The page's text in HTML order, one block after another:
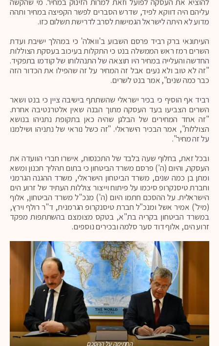
להוציא את העסקה לפועל וזאת למרות הזינוק במחיר. מי שהקשה
עליהם היה דווקא לפיד, שדרש הסברים לפשר הקפיצה במחיר ותהה
מדוע לא היתה לישראל הגמישות לסרב לדרישת תשלום כזו.
העיתונאי ברק רביד פרסם השבוע ב'וואלה' כי במהלך ישיבת ועדת
השרים רמז ראש הממשלה בנט כי התקלות בעיכוב בעסקת הצוללות
החדשה והעלייה במחיר היו תוצאה של התנהלותו של קודמו בתפקיד.
"זה לא טוב ולא נעים אבל זה המחיר על זה שהפילו את הכדור הזה
כבר כמה שנים", אמר בנט לשרים.
רביד אף הוסיף כי בכיר ישראלי שהשתתף בישיבה ציין כי בנט ושאר
השרים הצביעו בעד העסקה מתוך הבנה שאין אלטרנטיבה אחרת.
"זה אחד המחירים של הבלגן שהיה כאן בתקופת נתניהו בנושא
הצוללות", אמר הבכיר הישראלי. "זה כשל נוראי של נתניהו ושילמנו
על זה מחיר".
ובכל זאת, בחלוף שעה בלבד של התכנסות, אישרו חברי הוועדה את
העסקה, והיום (ה') פרסם משרד הביטחון כי בתום תהליך תכנון ומשא
ומתן בן כמה שנים, משרד הביטחון הישראלי, משרד ההגנה הגרמני
וחברת טיסנקרופ סיכמו על פיתוח וייצור צוללות העתיד של זרוע הים
הישראלית. על ההסכם חתמו היום (ה') מנכ"ל משרד הביטחון, אלוף
(מיל') אמיר אשל ומנכ"ל חברת טיסנקרופ הגרמנית, ד"ר רולף וירץ,
במשרד הביטחון בקריה בת"א, בטקס מצומצם בהשתתפות מפקד
זרוע הים, אלוף דוד סער סלמה ובכירים נוספים.
החתימה על ההסכם